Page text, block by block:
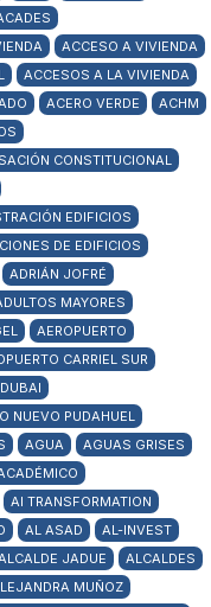
ACCESO A VIVIENDA
ACCESOS A LA VIVIENDA
ACERO VERDE
ACHM
CONSTITUCIONAL
EDIFICIOS
DE EDIFICIOS
ADRIÁN JOFRÉ
MAYORES
AEROPUERTO
CARRIEL SUR
NUEVO PUDAHUEL
AGUA
AGUAS GRISES
AI TRANSFORMATION
AL ASAD
AL-INVEST
JADUE
ALCALDES
MUÑOZ